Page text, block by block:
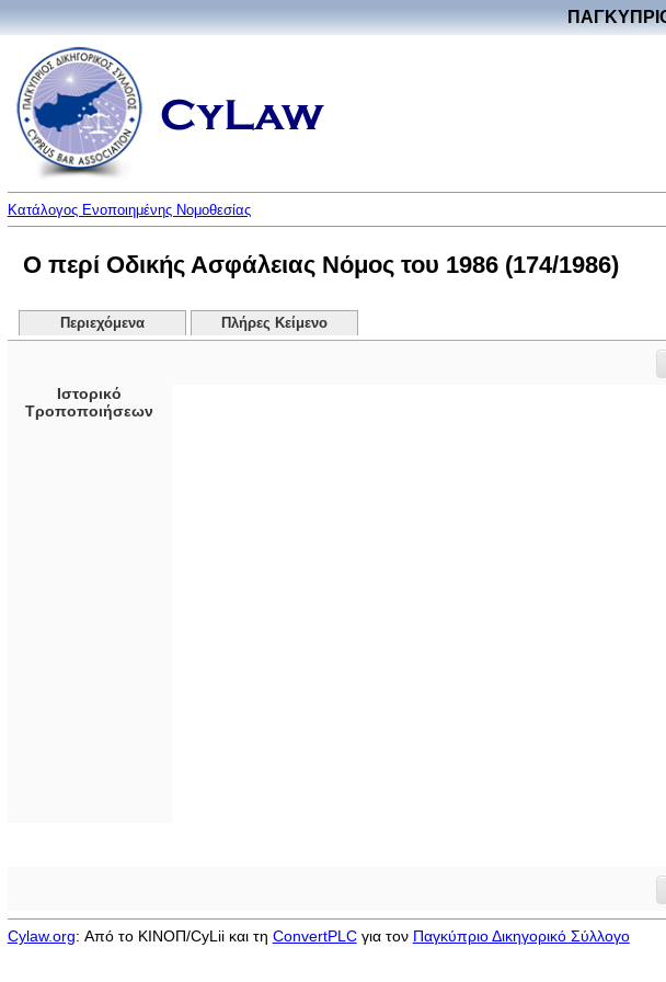
Κατάλογος Ενοποιημένης Νομοθεσίας
Ο περί Οδικής Ασφάλειας Νόμος του 1986 (174/1986)
Περιεχόμενα Πλήρες Κείμενο
Ιστορικό
Τροποποιήσεων
Cylaw.org: Από το ΚΙΝOΠ/CyLii και τη ConvertPLCγια τον Παγκύπριο Δικηγορικό Σύλλογο